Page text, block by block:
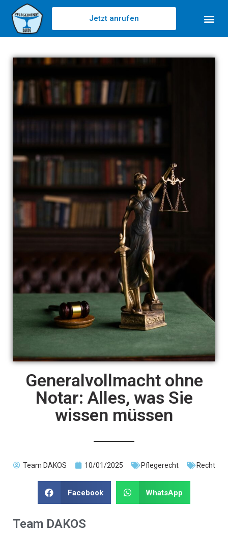
Jetzt anrufen
Generalvollmacht ohne
Notar: Alles, was Sie
wissen müssen
Team DAKOS 10/01/2025 Pflegerecht Recht
Facebook WhatsApp
Team DAKOS